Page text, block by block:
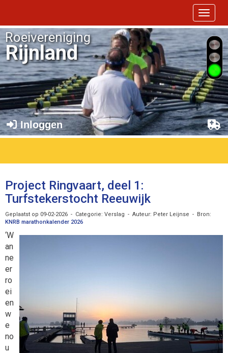
Toggle
Roeivereniging
Rijnland
Inloggen
Project Ringvaart, deel 1:
Turfstekerstocht Reeuwijk
Geplaatst op 09-02-2026 - Categorie: Verslag - Auteur: Peter Leijnse - Bron:
KNRB marathonkalender 2026
‘W
an
ne
er
ro
ei
en
w
e
no
u